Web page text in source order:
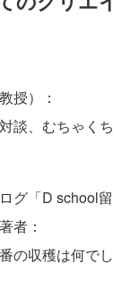
授）：
談、むちゃくち
グ「D school留
者：
の収穫は何でし